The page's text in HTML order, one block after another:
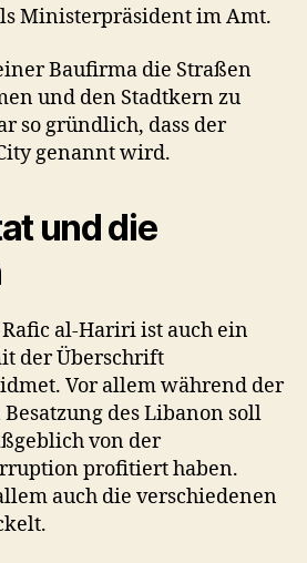
Ministerpräsident im Amt.
Baufirma die Straßen
und den Stadtkern zu
so gründlich, dass der
genannt wird.
und die
al-Hariri ist auch ein
der Überschrift
Vor allem während der
des Libanon soll
von der
profitiert haben.
auch die verschiedenen